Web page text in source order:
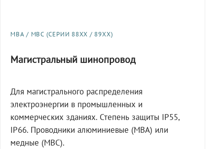
МВА / МВС (СЕРИИ 88XX / 89XX)
Магистральный шинопровод
Для магистрального распределения
электроэнергии в промышленных и
коммерческих зданиях. Степень защиты IP55,
IP66. Проводники алюминиевые (МВА) или
медные (МВС).